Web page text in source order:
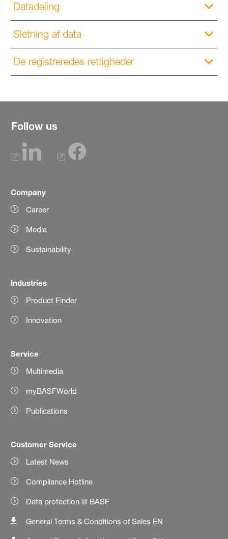
Datadeling
Sletning af data
De registreredes rettigheder
Follow us
Company
Career
Media
Sustainability
Industries
Product Finder
Innovation
Service
Multimedia
myBASFWorld
Publications
Customer Service
Latest News
Compliance Hotline
Data protection @ BASF
General Terms & Conditions of Sales EN